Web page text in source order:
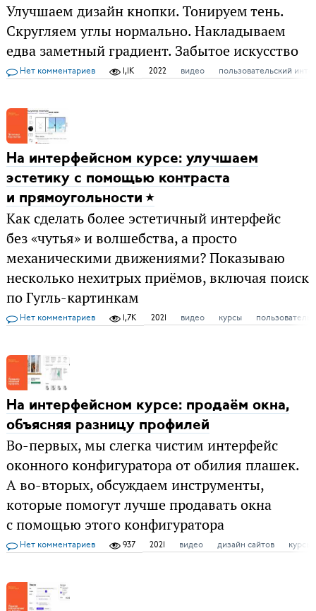
Улучшаем дизайн кнопки. Тонируем тень.
Скругляем углы нормально. Накладываем
едва заметный градиент. Забытое искусство
Нет комментариев 1,1K 2022 видео пользовательский
На интерфейсном курсе: улучшаем
эстетику с помощью контраста
и прямоугольности
Как сделать более эстетичный интерфейс
без «чутья» и волшебства, а просто
механическими движениями? Показываю
несколько нехитрых приёмов, включая поиск
по Гугль-картинкам
Нет комментариев 1,7K 2021 видео курсы
На интерфейсном курсе: продаём окна,
объясняя разницу профилей
Во-первых, мы слегка чистим интерфейс
оконного конфигуратора от обилия плашек.
А во-вторых, обсуждаем инструменты,
которые помогут лучше продавать окна
с помощью этого конфигуратора
Нет комментариев 937 2021 видео дизайн сайтов курсы